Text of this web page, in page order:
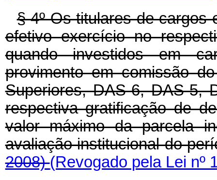
§ 4º Os titulares de cargos
efetivo exercício no
quando investidos em
provimento em comissão
Superiores, DAS-6, DAS-5,
respectiva gratificação de
valor máximo da parcela
avaliação institucional do
2008)(Revogado pela Lei nº